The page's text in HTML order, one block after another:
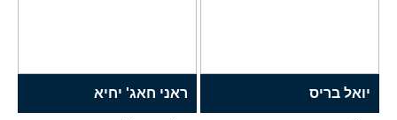
יואל בריס ראני חאג' יחיא